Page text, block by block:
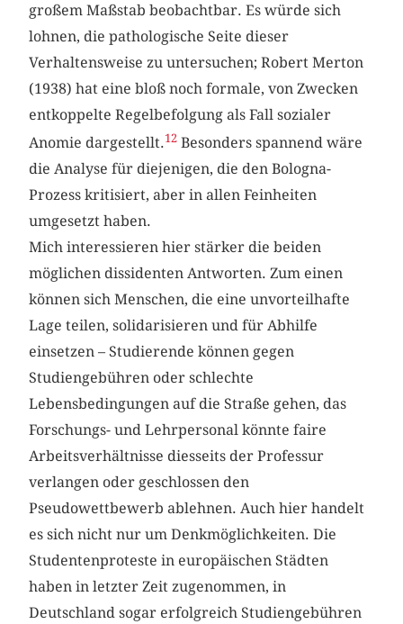
großem Maßstab beobachtbar. Es würde sich
lohnen, die pathologische Seite dieser
Verhaltensweise zu untersuchen; Robert Merton
(1938) hat eine bloß noch formale, von Zwecken
entkoppelte Regelbefolgung als Fall sozialer
Anomie dargestellt.12 Besonders spannend wäre
die Analyse für diejenigen, die den Bologna-
Prozess kritisiert, aber in allen Feinheiten
umgesetzt haben.
Mich interessieren hier stärker die beiden
möglichen dissidenten Antworten. Zum einen
können sich Menschen, die eine unvorteilhafte
Lage teilen, solidarisieren und für Abhilfe
einsetzen – Studierende können gegen
Studiengebühren oder schlechte
Lebensbedingungen auf die Straße gehen, das
Forschungs- und Lehrpersonal könnte faire
Arbeitsverhältnisse diesseits der Professur
verlangen oder geschlossen den
Pseudowettbewerb ablehnen. Auch hier handelt
es sich nicht nur um Denkmöglichkeiten. Die
Studentenproteste in europäischen Städten
haben in letzter Zeit zugenommen, in
Deutschland sogar erfolgreich Studiengebühren